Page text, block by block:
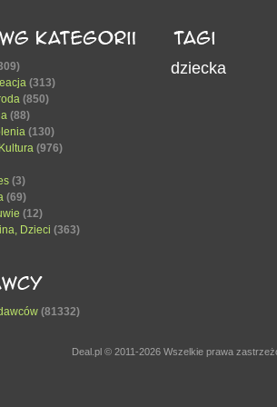
(313)
(850)
(88)
(130)
(976)
(3)
(69)
(12)
Dzieci (363)
(81332)
dziecka
Deal.pl © 2011-2026 Wszelkie prawa